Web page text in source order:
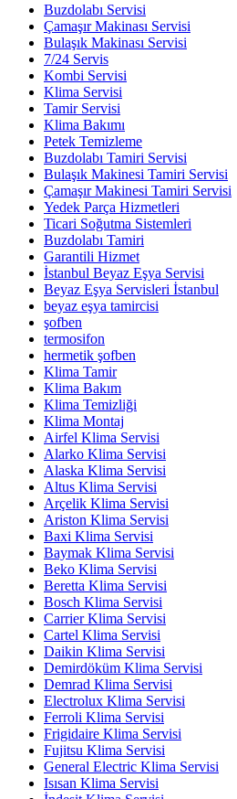
Buzdolabı Servisi
Çamaşır Makinası Servisi
Bulaşık Makinası Servisi
7/24 Servis
Kombi Servisi
Klima Servisi
Tamir Servisi
Klima Bakımı
Petek Temizleme
Buzdolabı Tamiri Servisi
Bulaşık Makinesi Tamiri Servisi
Çamaşır Makinesi Tamiri Servisi
Yedek Parça Hizmetleri
Ticari Soğutma Sistemleri
Buzdolabı Tamiri
Garantili Hizmet
İstanbul Beyaz Eşya Servisi
Beyaz Eşya Servisleri İstanbul
beyaz eşya tamircisi
şofben
termosifon
hermetik şofben
Klima Tamir
Klima Bakım
Klima Temizliği
Klima Montaj
Airfel Klima Servisi
Alarko Klima Servisi
Alaska Klima Servisi
Altus Klima Servisi
Arçelik Klima Servisi
Ariston Klima Servisi
Baxi Klima Servisi
Baymak Klima Servisi
Beko Klima Servisi
Beretta Klima Servisi
Bosch Klima Servisi
Carrier Klima Servisi
Cartel Klima Servisi
Daikin Klima Servisi
Demirdöküm Klima Servisi
Demrad Klima Servisi
Electrolux Klima Servisi
Ferroli Klima Servisi
Frigidaire Klima Servisi
Fujitsu Klima Servisi
General Electric Klima Servisi
Isısan Klima Servisi